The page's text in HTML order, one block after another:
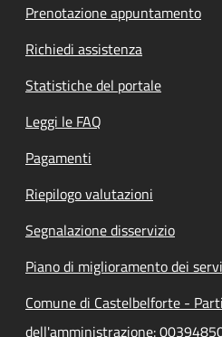
Prenotazione appuntamento
Richiedi assistenza
Statistiche del portale
Leggi le FAQ
Pagamenti
Riepilogo valutazioni
Segnalazione disservizio
Piano di miglioramento dei
Comune di Castelbelforte -
dell'amministrazione: